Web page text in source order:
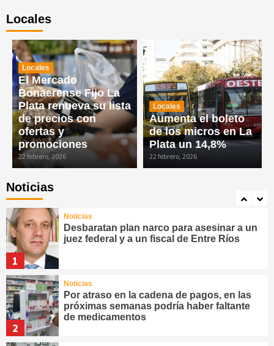
Locales
Locales
El Mercado
Bonaerense Fijo La
Plata renueva su lista
de precios con
ofertas y
promociones
22 febrero, 2026
Locales
Aumenta el boleto
de los micros en La
Plata un 14,8%
22 febrero, 2026
Noticias
3
4
Noticias
La CGT confirmó un paro general sin
movilización contra la Reforma Laboral de
Javier Milei
5
Noticias
Alerta: gremios de transporte adhieren al
paro de la CGT contra la Reforma Laboral
1
Noticias
Desbaratan plan narco para asesinar a un
juez federal y a un fiscal de Entre Ríos
2
Noticias
Por atraso en la cadena de pagos, en las
próximas semanas podría haber faltante
de medicamentos